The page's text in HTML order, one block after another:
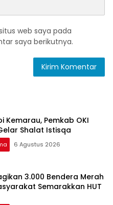
web saya pada
saya berikutnya.
Kemarau, Pemkab OKI
Shalat Istisqa
6 Agustus 2026
3.000 Bendera Merah
Semarakkan HUT